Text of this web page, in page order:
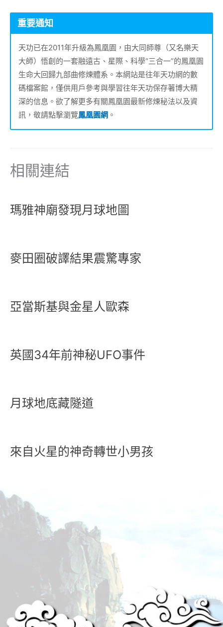
重要通知
天功已在2011年升級為鳳凰園，由大同師尊（又名樂天
大師）悟創的一套融遠古、星際、科學“三合一”的鳳凰園
生命大回歸九部曲修煉體系。本網站是往年天功網的數
碼檔案館，僅供用戶參考與學習往年天功保存著博大精
深的信息。欲了解更多有關鳳凰園最新修煉秘法以及資
訊，敬請點擊瀏覽鳳凰園網 。
相關連結
瑪雅神廟發現月球地圖
麥田圈破譯結果震驚專家
亞當斯基與金星人歐森
英國34年前神秘UFO事件
月球地底藏隧道
來自火星的神奇轉世小男孩